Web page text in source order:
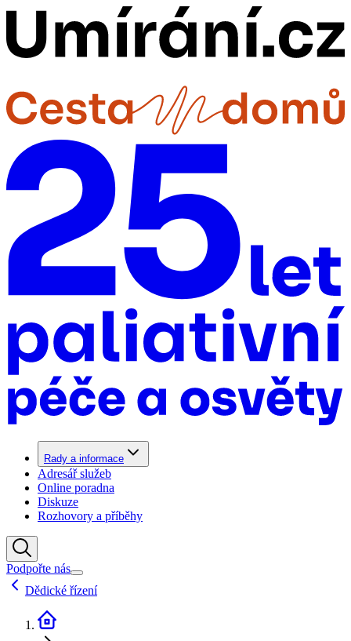
Rady a informace
Adresář služeb
Online poradna
Diskuze
Rozhovory a příběhy
Podpořte nás
Dědické řízení